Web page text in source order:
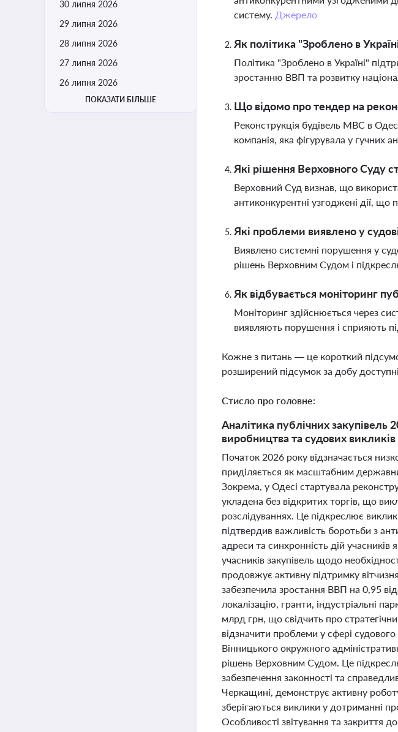
30 липня 2026
29 липня 2026
28 липня 2026
27 липня 2026
26 липня 2026
ПОКАЗАТИ БІЛЬШЕ
систему. Джерело
Як політика "Зроблено в
Політика "Зроблено в Україні"
зростанню ВВП та розвитку
Що відомо про тендер на
Реконструкція будівель МВС в
компанія, яка фігурувала у гучних
Які рішення Верховного Суду
Верховний Суд визнав, що
антиконкурентні узгоджені дії, що
Які проблеми виявлено у
Виявлено системні порушення у
рішень Верховним Судом і
Як відбувається моніторинг
Моніторинг здійснюється через
виявляють порушення і сприяють
Кожне з питань — це короткий
розширений підсумок за добу
Стисло про головне:
Аналітика публічних закупівель
виробництва та судових викликів
Початок 2026 року відзначається
приділяється як масштабним
Зокрема, у Одесі стартувала
укладена без відкритих торгів, що
розслідуваннях. Це підкреслює
підтвердив важливість боротьби з
адреси та синхронність дій
учасників закупівель щодо
продовжує активну підтримку
забезпечила зростання ВВП на 0,95
локалізацію, гранти, індустріальні
млрд грн, що свідчить про
відзначити проблеми у сфері
Вінницького окружного
рішень Верховним Судом. Це
забезпечення законності та
Черкащині, демонструє активну
зберігаються виклики у дотриманні
Особливості звітування та закриття